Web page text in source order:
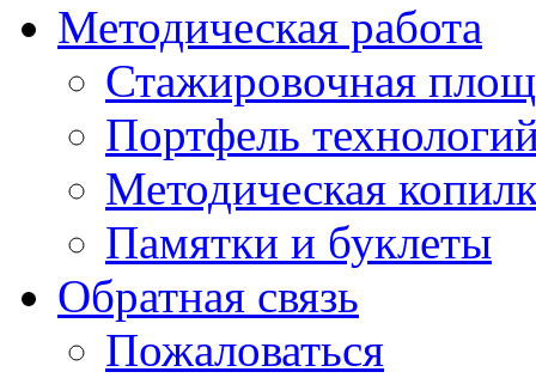
Методическая работа
Стажировочная
Портфель
Методическая
Памятки и буклеты
Обратная связь
Пожаловаться